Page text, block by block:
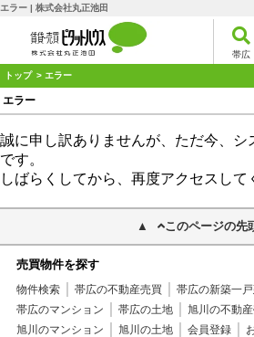
エラー | 株式会社丸正池田
帯広
トップ > エラー
エラー
誠に申し訳ありませんが、ただ今、シ
です。
しばらくしてから、再度アクセスして
このページの先
売買物件を探す
物件検索 帯広の不動産売買 帯広の新築一
帯広のマンション
帯広の土地 旭川の不動
旭川のマンション
旭川の土地 会員登録